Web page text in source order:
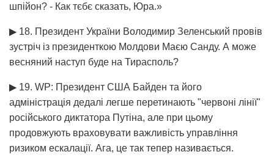
шпійон? - Как тєбє сказать, Юра.»
▶ 18. Президент України Володимир Зеленський провів
зустріч із президенткою Молдови Маєю Санду. А може
весняний наступ буде на Тирасполь?
▶ 19. WP: Президент США Байден та його
адміністрація дедалі легше перетинають "червоні лінії"
російського диктатора Путіна, але при цьому
продовжують враховувати важливість управління
ризиком ескалації. Ага, це так тепер називається.